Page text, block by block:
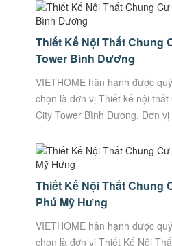
Lượng....
Thiết Kế Nội Thất Chung
Tower Bình Dương
VIETHOME hân hạnh được
chọn là đơn vị Thiết kế nội
City Tower Bình Dương. Đơn
sản xuất...
Thiết Kế Nội Thất Chung
Phú Mỹ Hưng
VIETHOME hân hạnh được
chọn là đơn vị Thiết Kế Nội